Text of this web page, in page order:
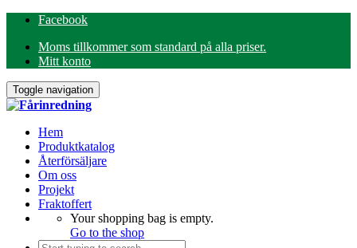
Facebook
Moms tillkommer som standard på alla priser.
Mitt konto
Toggle navigation
Hem
Produktkatalog
Återförsäljare
Om oss
Projekt
Fraktoffert
Your shopping bag is empty.
Go to the shop